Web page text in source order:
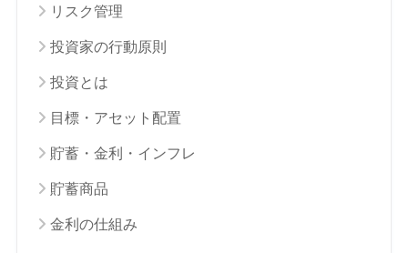
リスク管理
投資家の行動原則
投資とは
目標・アセット配置
貯蓄・金利・インフレ
貯蓄商品
金利の仕組み